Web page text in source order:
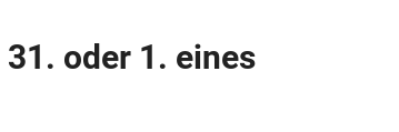
oder 1. eines